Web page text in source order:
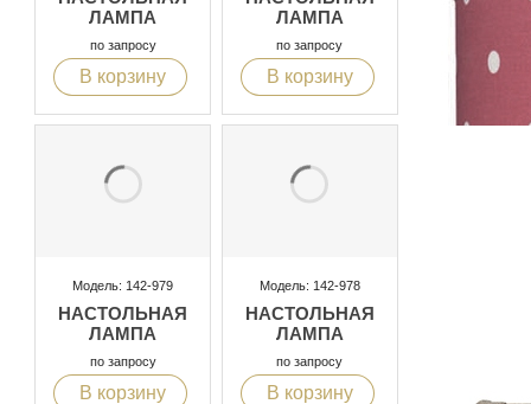
ЛАМПА
по запросу
В корзину
ЛАМПА
по запросу
В корзину
Модель: 142-979
НАСТОЛЬНАЯ
ЛАМПА
по запросу
В корзину
Модель: 142-978
НАСТОЛЬНАЯ
ЛАМПА
по запросу
В корзину